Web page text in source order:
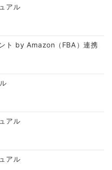
アル
ト by Amazon（FBA）連携
アル
アル